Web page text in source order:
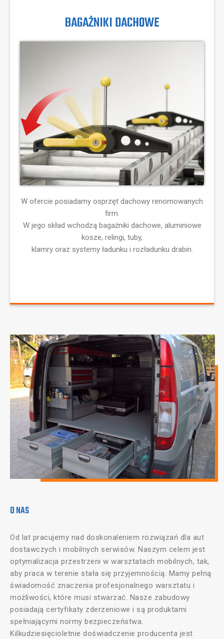
BAGAŻNIKI DACHOWE
W ofercie posiadamy osprzęt dachowy renomowanych
firm.
W jego skład wchodzą bagażniki dachowe, aluminiowe
kosze, relingi, tuby,
klamry oraz systemy ładunku i rozładunku drabin.
O NAS
Od lat pracujemy nad doskonaleniem rozwiązań dla aut
dostawczych i mobilnych serwisów. Naszym celem jest
optymalizacja przestrzeni w warsztatach mobilnych, tak,
aby praca w terenie stała się przyjemnością. Mamy pełną
świadomość znaczenia profesjonalnego warsztatu i
możliwości, które musi stwarzać. Nasze zabudowy
posiadają certyfikaty zderzeniowe i są produktami
spełniającymi normy bezpieczeństwa.
Kilkudziesięcioletnie doświadczenie producenta jest